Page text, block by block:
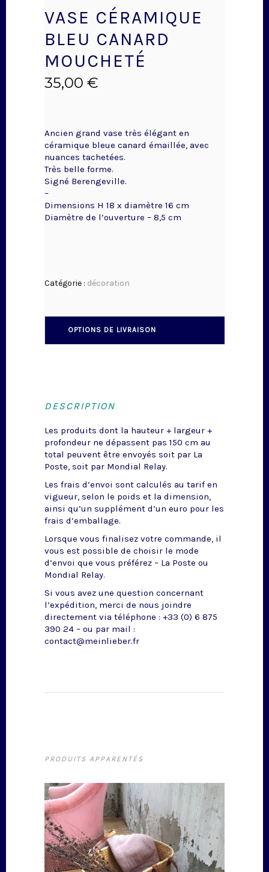
VASE CÉRAMIQUE
BLEU CANARD
MOUCHETÉ
35,00 €
Ancien grand vase très élégant en
céramique bleue canard émaillée, avec
nuances tachetées.
Très belle forme.
Signé Berengeville.
–
Dimensions H 18 x diamètre 16 cm
Diamètre de l’ouverture – 8,5 cm
Catégorie : décoration
OPTIONS DE LIVRAISON
DESCRIPTION
Les produits dont la hauteur + largeur +
profondeur ne dépassent pas 150 cm au
total peuvent être envoyés soit par La
Poste, soit par Mondial Relay.
Les frais d’envoi sont calculés au tarif en
vigueur, selon le poids et la dimension,
ainsi qu’un supplément d’un euro pour les
frais d’emballage.
Lorsque vous finalisez votre commande, il
vous est possible de choisir le mode
d’envoi que vous préférez – La Poste ou
Mondial Relay.
Si vous avez une question concernant
l’expédition, merci de nous joindre
directement via téléphone : +33 (0) 6 875
390 24 – ou par mail :
contact@meinlieber.fr
PRODUITS APPARENTÉS